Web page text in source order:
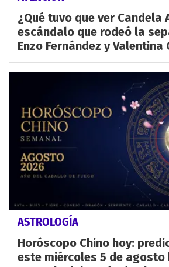
¿Qué tuvo que ver Candela
escándalo que rodeó la
Enzo Fernández y Valentina
ASTROLOGÍA
Horóscopo Chino hoy:
este miércoles 5 de agosto